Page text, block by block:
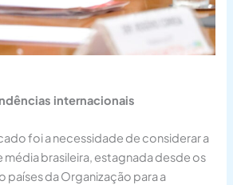
internacionais
foi a necessidade de considerar a
brasileira, estagnada desde os
países da Organização para a